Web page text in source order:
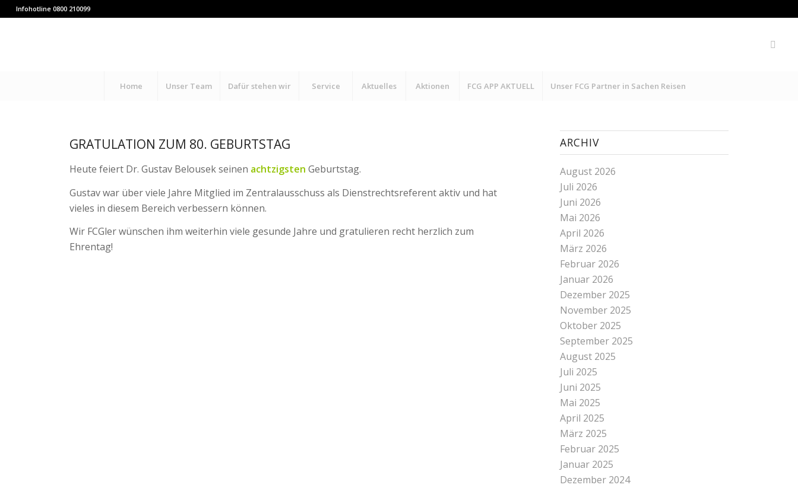
Infohotline 0800 210099
Home Unser Team Dafür stehen wir Service Aktuelles Aktionen FCG APP AKTUELL Unser FCG Partner in Sachen Reisen
GRATULATION ZUM 80. GEBURTSTAG
Heute feiert Dr. Gustav Belousek seinen achtzigsten Geburtstag.
Gustav war über viele Jahre Mitglied im Zentralausschuss als Dienstrechtsreferent aktiv und hat
vieles in diesem Bereich verbessern können.
Wir FCGler wünschen ihm weiterhin viele gesunde Jahre und gratulieren recht herzlich zum
Ehrentag!
ARCHIV
August 2026
Juli 2026
Juni 2026
Mai 2026
April 2026
März 2026
Februar 2026
Januar 2026
Dezember 2025
November 2025
Oktober 2025
September 2025
August 2025
Juli 2025
Juni 2025
Mai 2025
April 2025
März 2025
Februar 2025
Januar 2025
Dezember 2024